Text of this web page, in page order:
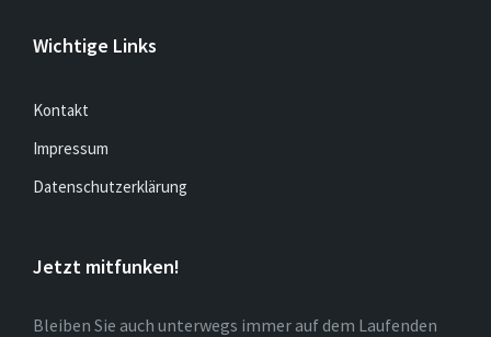
Wichtige Links
Kontakt
Impressum
Datenschutzerklärung
Jetzt mitfunken!
Bleiben Sie auch unterwegs immer auf dem Laufenden